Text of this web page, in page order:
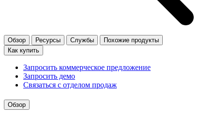
Обзор Ресурсы Службы
Похожие продукты
Как купить
Запросить коммерческое предложение
Запросить демо
Связаться с отделом продаж
Обзор